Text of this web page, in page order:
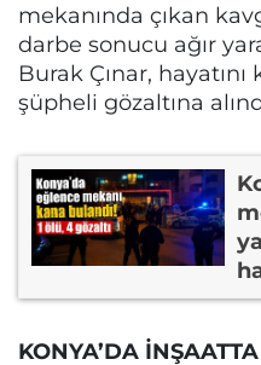
mekanında çıkan
darbe sonucu ağır
Burak Çınar,
şüpheli gözaltına
KONYA’DA